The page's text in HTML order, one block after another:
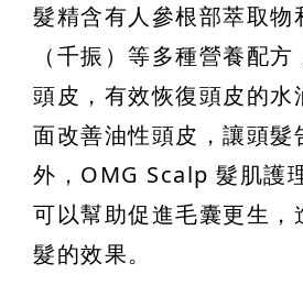
髮精含有人參根部萃取物
（千振）等多種營養配
頭皮，有效恢復頭皮的水
面改善油性頭皮，讓頭髮
外，OMG Scalp 髮肌護
可以幫助促進毛囊更生，
髮的效果。